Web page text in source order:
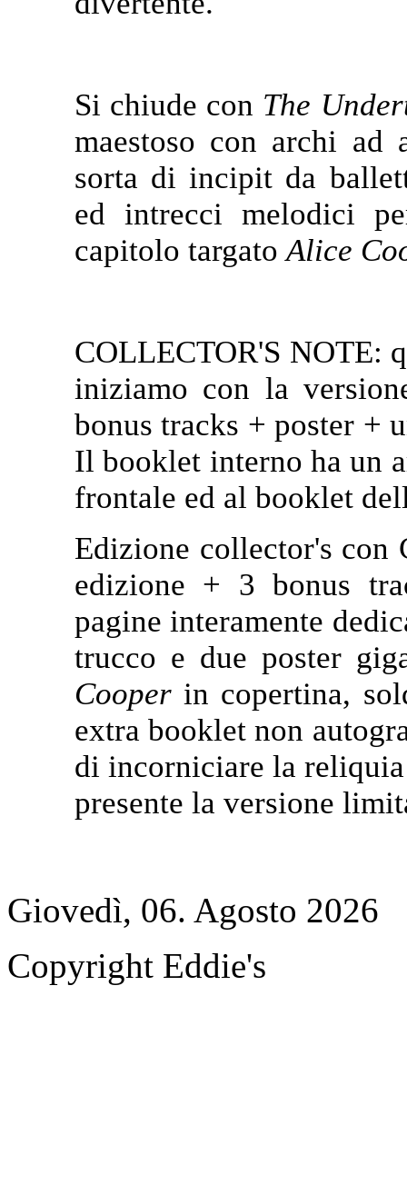
Si chiude con The
maestoso con archi
sorta di incipit da
ed intrecci melodici
capitolo targatoAlice
COLLECTOR'S NOTE:
iniziamo con la
bonus tracks + poster +
Il booklet interno ha un
frontale ed al booklet
Edizione collector's con
edizione + 3 bonus
pagine interamente
trucco e due poster
Cooper in copertina,
extra booklet non
di incorniciare la
presente la versione
Giovedì, 06. Agosto 2026
Copyright Eddie's